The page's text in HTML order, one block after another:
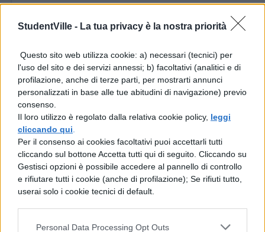
StudentVille - La tua privacy è la nostra priorità
Questo sito web utilizza cookie: a) necessari (tecnici) per
l'uso del sito e dei servizi annessi; b) facoltativi (analitici e di
profilazione, anche di terze parti, per mostrarti annunci
personalizzati in base alle tue abitudini di navigazione) previo
consenso.
Il loro utilizzo è regolato dalla relativa cookie policy, leggi
cliccando qui
Per il consenso ai cookies facoltativi puoi accettarli tutti
cliccando sul bottone Accetta tutti qui di seguito. Cliccando su
Gestisci opzioni è possibile accedere al pannello di controllo
e rifiutare tutti i cookie (anche di profilazione); Se rifiuti tutto,
userai solo i cookie tecnici di default.
Personal Data Processing Opt Outs
“vivete” noi vivremo». Non riesco a dargli
torto. Non riesco a escludere insomma che
la nostra esistenza sia decisa da pochi, dai
bei sogni o dai capricci di pochi,
dall’iniziativa o dall’arbitrio di pochi. Quei
pochi che attraverso le idee, le scoperte, le
rivoluzioni, le guerre, addirittura un
semplice gesto, l’uccisione di un tiranno,
cambiano il corso delle cose e il destino